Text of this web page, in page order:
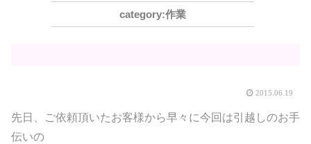
作業
2015.06.19
先日、ご依頼頂いたお客様から早々に今回は引越しのお手
伝いの